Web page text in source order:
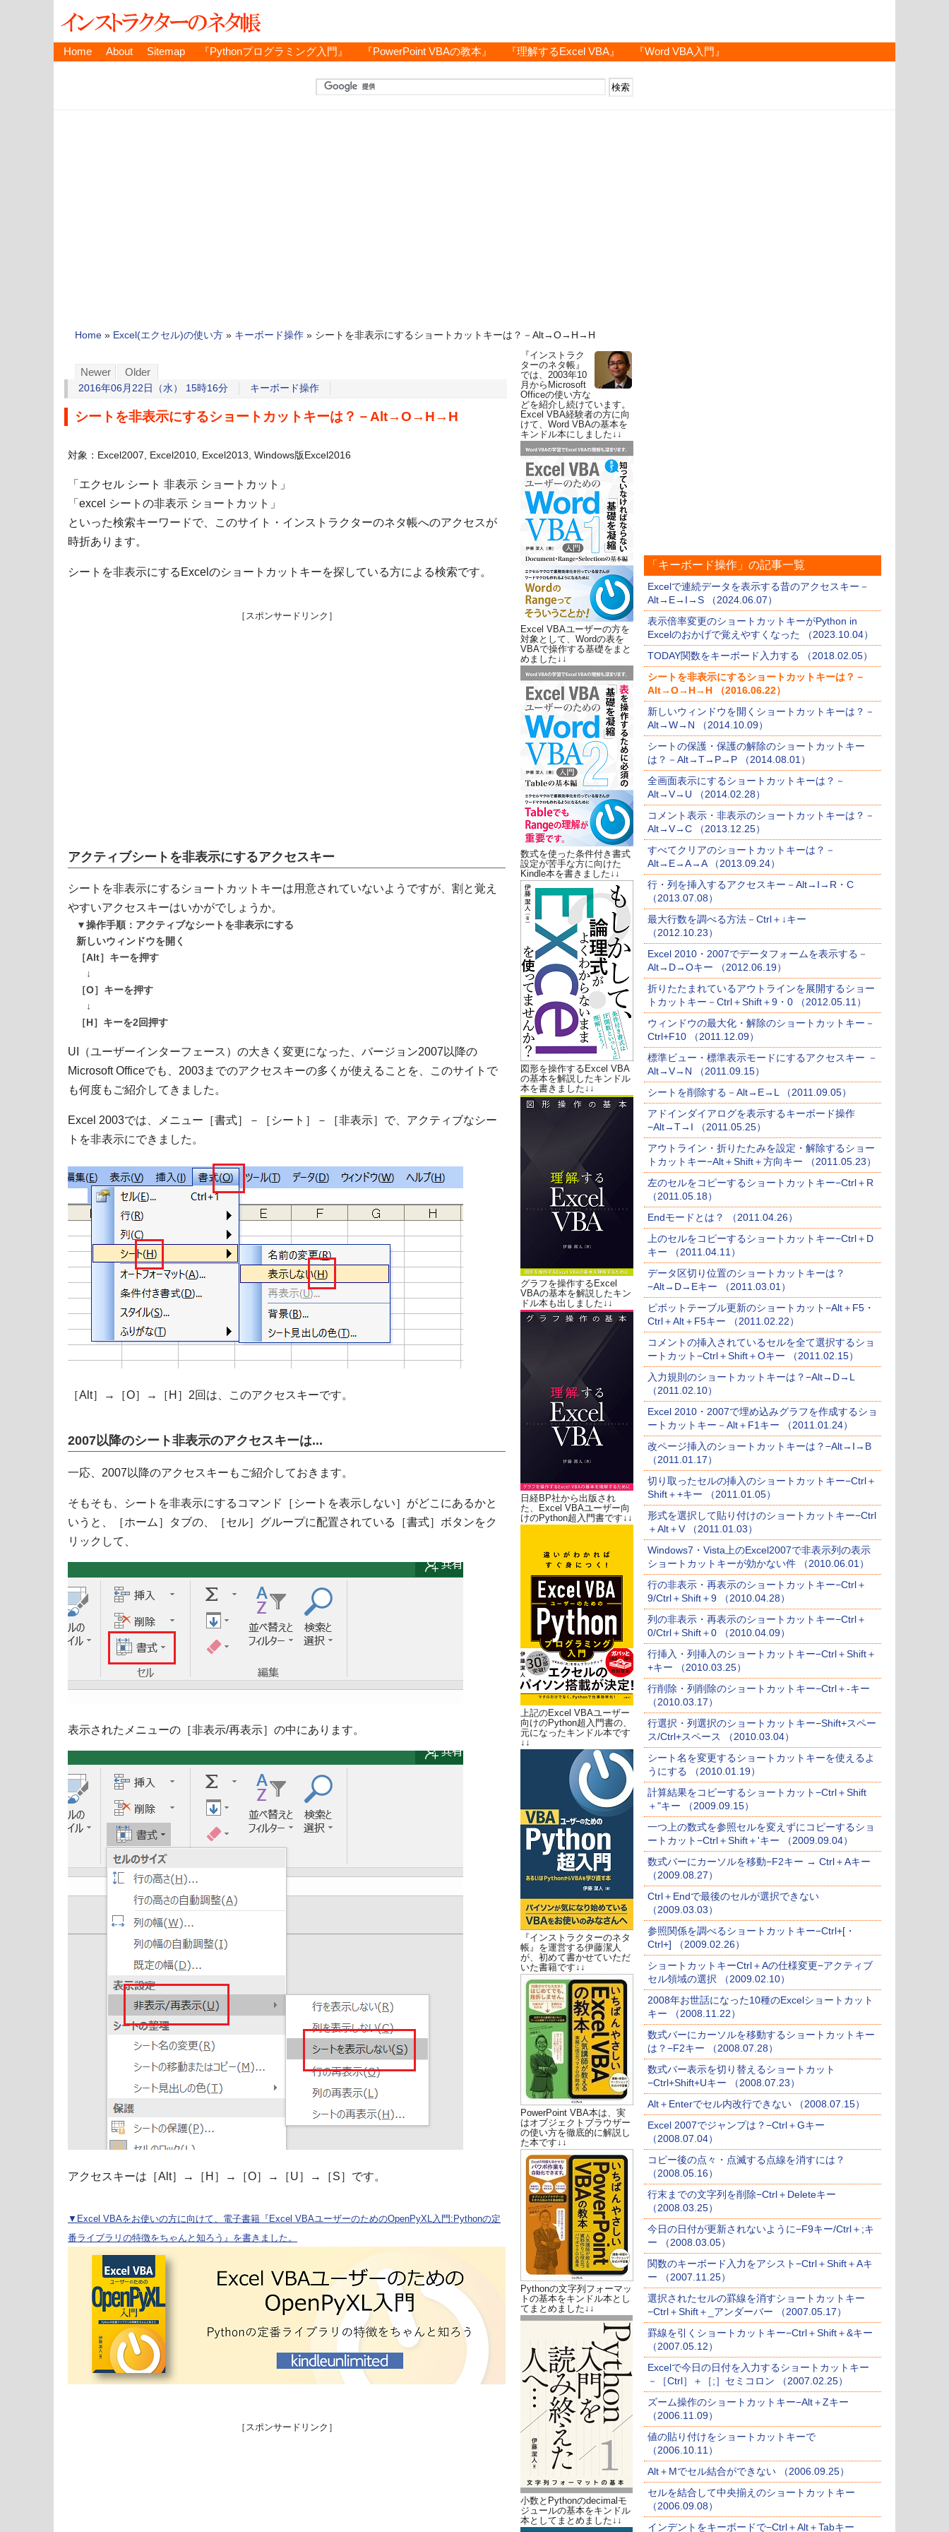
Home About Sitemap 『Pythonプログラミング入門』 『PowerPoint VBAの教本』 『理解するExcel VBA』 『Word VBA入門』
Home » Excel(エクセル)の使い方 » キーボード操作 » シートを非表示にするショートカットキーは？－Alt→O→H→H
Newer Older
2016年06月22日（水） 15時16分 キーボード操作
シートを非表示にするショートカットキーは？－Alt→O→H→H
対象：Excel2007, Excel2010, Excel2013, Windows版Excel2016
「エクセル シート 非表示 ショートカット」
「excel シートの非表示 ショートカット」
といった検索キーワードで、このサイト・インストラクターのネタ帳へのアクセスが
時折あります。
シートを非表示にするExcelのショートカットキーを探している方による検索です。
［スポンサードリンク］
アクティブシートを非表示にするアクセスキー
シートを非表示にするショートカットキーは用意されていないようですが、割と覚え
やすいアクセスキーはいかがでしょうか。
▼操作手順：アクティブなシートを非表示にする
新しいウィンドウを開く
［Alt］キーを押す
↓
［O］キーを押す
↓
［H］キーを2回押す
UI（ユーザーインターフェース）の大きく変更になった、バージョン2007以降の
Microsoft Officeでも、2003までのアクセスキーの多くが使えることを、このサイトで
も何度もご紹介してきました。
Excel 2003では、メニュー［書式］－［シート］－［非表示］で、アクティブなシー
トを非表示にできました。
［Alt］→［O］→［H］2回は、このアクセスキーです。
2007以降のシート非表示のアクセスキーは...
一応、2007以降のアクセスキーもご紹介しておきます。
そもそも、シートを非表示にするコマンド［シートを表示しない］がどこにあるかと
いうと、［ホーム］タブの、［セル］グループに配置されている［書式］ボタンをク
リックして、
表示されたメニューの［非表示/再表示］の中にあります。
アクセスキーは［Alt］→［H］→［O］→［U］→［S］です。
▼Excel VBAをお使いの方に向けて、電子書籍『Excel VBAユーザーのためのOpenPyXL入門:Pythonの定
番ライブラリの特徴をちゃんと知ろう』を書きました。
［スポンサードリンク］
『インストラク
ターのネタ帳』
では、2003年10
月からMicrosoft
Officeの使い方な
どを紹介し続けています。
Excel VBA経験者の方に向
けて、Word VBAの基本を
キンドル本にしました↓↓
Excel VBAユーザーの方を
対象として、Wordの表を
VBAで操作する基礎をまと
めました↓↓
数式を使った条件付き書式
設定が苦手な方に向けた
Kindle本を書きました↓↓
図形を操作するExcel VBA
の基本を解説したキンドル
本を書きました↓↓
グラフを操作するExcel
VBAの基本を解説したキン
ドル本も出しました↓↓
日経BP社から出版され
た、Excel VBAユーザー向
けのPython超入門書です↓↓
上記のExcel VBAユーザー
向けのPython超入門書の、
元になったキンドル本です
↓↓
『インストラクターのネタ
帳』を運営する伊藤潔人
が、初めて書かせていただ
いた書籍です↓↓
PowerPoint VBA本は、実
はオブジェクトブラウザー
の使い方を徹底的に解説し
た本です↓↓
Pythonの文字列フォーマッ
トの基本をキンドル本とし
てまとめました↓↓
小数とPythonのdecimalモ
ジュールの基本をキンドル
本としてまとめました↓↓
「キーボード操作」の記事一覧
Excelで連続データを表示する昔のアクセスキー－
Alt→E→I→S （2024.06.07）
表示倍率変更のショートカットキーがPython in
Excelのおかげで覚えやすくなった （2023.10.04）
TODAY関数をキーボード入力する （2018.02.05）
シートを非表示にするショートカットキーは？－
Alt→O→H→H （2016.06.22）
新しいウィンドウを開くショートカットキーは？－
Alt→W→N （2014.10.09）
シートの保護・保護の解除のショートカットキー
は？－Alt→T→P→P （2014.08.01）
全画面表示にするショートカットキーは？－
Alt→V→U （2014.02.28）
コメント表示・非表示のショートカットキーは？－
Alt→V→C （2013.12.25）
すべてクリアのショートカットキーは？－
Alt→E→A→A （2013.09.24）
行・列を挿入するアクセスキー－Alt→I→R・C
（2013.07.08）
最大行数を調べる方法－Ctrl＋↓キー
（2012.10.23）
Excel 2010・2007でデータフォームを表示する－
Alt→D→Oキー （2012.06.19）
折りたたまれているアウトラインを展開するショー
トカットキー－Ctrl＋Shift＋9・0 （2012.05.11）
ウィンドウの最大化・解除のショートカットキー－
Ctrl+F10 （2011.12.09）
標準ビュー・標準表示モードにするアクセスキー －
Alt→V→N （2011.09.15）
シートを削除する－Alt→E→L （2011.09.05）
アドインダイアログを表示するキーボード操作
−Alt→T→I （2011.05.25）
アウトライン・折りたたみを設定・解除するショー
トカットキー−Alt＋Shift＋方向キー （2011.05.23）
左のセルをコピーするショートカットキー−Ctrl＋R
（2011.05.18）
Endモードとは？ （2011.04.26）
上のセルをコピーするショートカットキー−Ctrl＋D
キー （2011.04.11）
データ区切り位置のショートカットキーは？
−Alt→D→Eキー （2011.03.01）
ピボットテーブル更新のショートカット−Alt＋F5・
Ctrl＋Alt＋F5キー （2011.02.22）
コメントの挿入されているセルを全て選択するショ
ートカット−Ctrl＋Shift＋Oキー （2011.02.15）
入力規則のショートカットキーは？−Alt→D→L
（2011.02.10）
Excel 2010・2007で埋め込みグラフを作成するショ
ートカットキー－Alt＋F1キー （2011.01.24）
改ページ挿入のショートカットキーは？−Alt→I→B
（2011.01.17）
切り取ったセルの挿入のショートカットキー−Ctrl＋
Shift＋+キー （2011.01.05）
形式を選択して貼り付けのショートカットキー−Ctrl
＋Alt＋V （2011.01.03）
Windows7・Vista上のExcel2007で非表示列の表示
ショートカットキーが効かない件 （2010.06.01）
行の非表示・再表示のショートカットキー−Ctrl＋
9/Ctrl＋Shift＋9 （2010.04.28）
列の非表示・再表示のショートカットキー−Ctrl＋
0/Ctrl＋Shift＋0 （2010.04.09）
行挿入・列挿入のショートカットキー−Ctrl＋Shift＋
+キー （2010.03.25）
行削除・列削除のショートカットキー−Ctrl＋-キー
（2010.03.17）
行選択・列選択のショートカットキー−Shift+スペー
ス/Ctrl+スペース （2010.03.04）
シート名を変更するショートカットキーを使えるよ
うにする （2010.01.19）
計算結果をコピーするショートカット−Ctrl＋Shift
＋"キー （2009.09.15）
一つ上の数式を参照セルを変えずにコピーするショ
ートカット−Ctrl＋Shift＋'キー （2009.09.04）
数式バーにカーソルを移動−F2キー → Ctrl＋Aキー
（2009.08.27）
Ctrl＋Endで最後のセルが選択できない
（2009.03.03）
参照関係を調べるショートカットキー−Ctrl+[・
Ctrl+] （2009.02.26）
ショートカットキーCtrl＋Aの仕様変更−アクティブ
セル領域の選択 （2009.02.10）
2008年お世話になった10種のExcelショートカット
キー （2008.11.22）
数式バーにカーソルを移動するショートカットキー
は？−F2キー （2008.07.28）
数式バー表示を切り替えるショートカット
−Ctrl+Shift+Uキー （2008.07.23）
Alt＋Enterでセル内改行できない （2008.07.15）
Excel 2007でジャンプは？−Ctrl＋Gキー
（2008.07.04）
コピー後の点々・点滅する点線を消すには？
（2008.05.16）
行末までの文字列を削除−Ctrl＋Deleteキー
（2008.03.25）
今日の日付が更新されないように−F9キー/Ctrl＋;キ
ー （2008.03.05）
関数のキーボード入力をアシスト−Ctrl＋Shift＋Aキ
ー （2007.11.25）
選択されたセルの罫線を消すショートカットキー
−Ctrl＋Shift＋_アンダーバー （2007.05.17）
罫線を引くショートカットキー−Ctrl＋Shift＋&キー
（2007.05.12）
Excelで今日の日付を入力するショートカットキー
－［Ctrl］＋［;］セミコロン （2007.02.25）
ズーム操作のショートカットキー−Alt＋Zキー
（2006.11.09）
値の貼り付けをショートカットキーで
（2006.10.11）
Alt＋Mでセル結合ができない （2006.09.25）
セルを結合して中央揃えのショートカットキー
（2006.09.08）
インデントをキーボードで−Ctrl＋Alt＋Tabキー